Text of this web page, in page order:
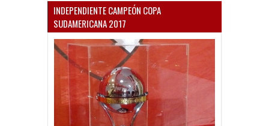
INDEPENDIENTE CAMPEÓN COPA
SUDAMERICANA 2017